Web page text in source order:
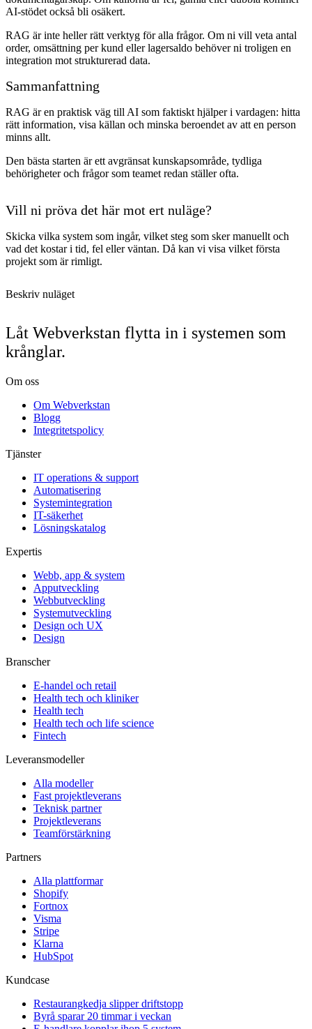
AI-stödet också bli osäkert.
RAG är inte heller rätt verktyg för alla frågor. Om ni vill veta antal
order, omsättning per kund eller lagersaldo behöver ni troligen en
integration mot strukturerad data.
Sammanfattning
RAG är en praktisk väg till AI som faktiskt hjälper i vardagen: hitta
rätt information, visa källan och minska beroendet av att en person
minns allt.
Den bästa starten är ett avgränsat kunskapsområde, tydliga
behörigheter och frågor som teamet redan ställer ofta.
Vill ni pröva det här mot ert nuläge?
Skicka vilka system som ingår, vilket steg som sker manuellt och
vad det kostar i tid, fel eller väntan. Då kan vi visa vilket första
projekt som är rimligt.
Beskriv nuläget
Låt Webverkstan flytta in i systemen som
krånglar.
Om oss
Om Webverkstan
Blogg
Integritetspolicy
Tjänster
IT operations & support
Automatisering
Systemintegration
IT-säkerhet
Lösningskatalog
Expertis
Webb, app & system
Apputveckling
Webbutveckling
Systemutveckling
Design och UX
Design
Branscher
E-handel och retail
Health tech och kliniker
Health tech
Health tech och life science
Fintech
Leveransmodeller
Alla modeller
Fast projektleverans
Teknisk partner
Projektleverans
Teamförstärkning
Partners
Alla plattformar
Shopify
Fortnox
Visma
Stripe
Klarna
HubSpot
Kundcase
Restaurangkedja slipper driftstopp
Byrå sparar 20 timmar i veckan